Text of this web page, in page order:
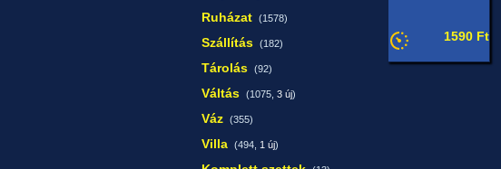
Ruházat (1578)
Szállítás (182)
Tárolás (92)
Váltás (1075, 3 új)
Váz (355)
Villa (494, 1 új)
1590 Ft